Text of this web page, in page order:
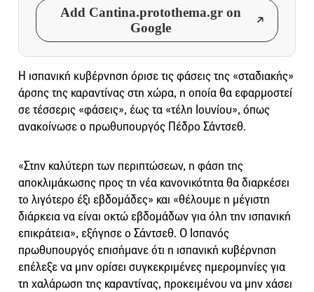
Add Cantina.protothema.gr on
Google
Η ισπανική κυβέρνηση όρισε τις φάσεις της «σταδιακής»
άρσης της καραντίνας στη χώρα, η οποία θα εφαρμοστεί
σε τέσσερις «φάσεις», έως τα «τέλη Ιουνίου», όπως
ανακοίνωσε ο πρωθυπουργός Πέδρο Σάντσεθ.
«Στην καλύτερη των περιπτώσεων, η φάση της
αποκλιμάκωσης προς τη νέα κανονικότητα θα διαρκέσει
το λιγότερο έξι εβδομάδες» και «θέλουμε η μέγιστη
διάρκεια να είναι οκτώ εβδομάδων για όλη την ισπανική
επικράτεια», εξήγησε ο Σάντσεθ. Ο Iσπανός
πρωθυπουργός επισήμανε ότι η ισπανική κυβέρνηση
επέλεξε να μην ορίσει συγκεκριμένες ημερομηνίες για
τη χαλάρωση της καραντίνας, προκειμένου να μην χάσει